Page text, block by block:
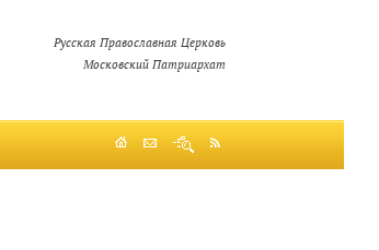
Русская Православная Церковь
Московский Патриархат